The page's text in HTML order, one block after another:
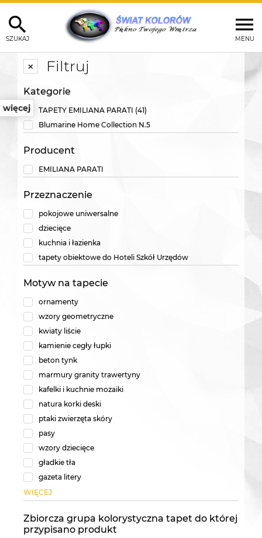
MENU
SZUKAJ
więcej
Filtruj
Kategorie
TAPETY EMILIANA PARATI (41)
Blumarine Home Collection N.5
Producent
EMILIANA PARATI
Przeznaczenie
pokojowe uniwersalne
dziecięce
kuchnia i łazienka
tapety obiektowe do Hoteli Szkół Urzędów
Motyw na tapecie
ornamenty
wzory geometryczne
kwiaty liście
kamienie cegły łupki
beton tynk
marmury granity trawertyny
kafelki i kuchnie mozaiki
natura korki deski
ptaki zwierzęta skóry
pasy
wzory dziecięce
gładkie tła
gazeta litery
WIĘCEJ
Zbiorcza grupa kolorystyczna tapet do której
przypisano produkt